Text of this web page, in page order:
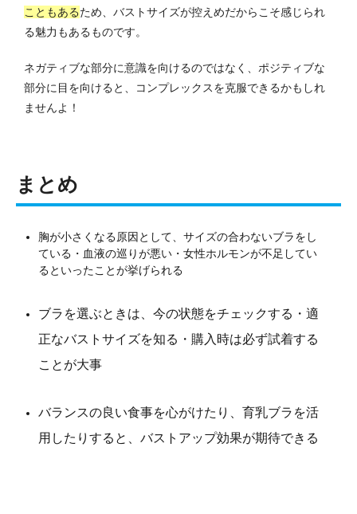
こともあるため、バストサイズが控えめだからこそ感じられ
る魅力もあるものです。
ネガティブな部分に意識を向けるのではなく、ポジティブな
部分に目を向けると、コンプレックスを克服できるかもしれ
ませんよ！
まとめ
胸が小さくなる原因として、サイズの合わないブラをし
ている・血液の巡りが悪い・女性ホルモンが不足してい
るといったことが挙げられる
ブラを選ぶときは、今の状態をチェックする・適
正なバストサイズを知る・購入時は必ず試着する
ことが大事
バランスの良い食事を心がけたり、育乳ブラを活
用したりすると、バストアップ効果が期待できる